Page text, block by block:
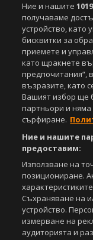
под закрила на Закона
Всички статии,
видео материали,
Спортал, освен ако
публикуване на
Агенция Спортал,
www.sportal.bg.
публикувани в сайта,
санкционирани с
Свали БЕЗПЛАТНОТО
Android
Powered by:
Ние и нашите1019
получаваме
устройство, като
бисквитки за
приемете и
като щракнете
предпочитания“,
възразите, като
Вашият избор ще
партньори и
сърфиране.
Ние и нашите
предоставим:
Използване на
позициониране.
Съхраняване на
устройство.
измерване на
аудиторията и